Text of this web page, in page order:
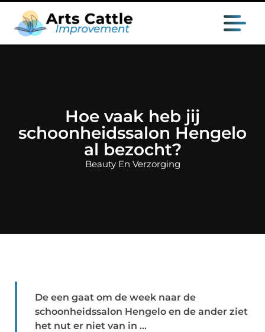
Hoe vaak heb jij
schoonheidssalon Hengelo
al bezocht?
Beauty En Verzorging
De een gaat om de week naar de
schoonheidssalon Hengelo en de ander ziet
het nut er niet van in ...